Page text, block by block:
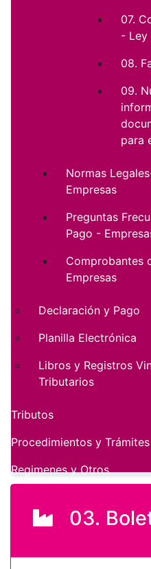
03.
07.
- Ley
08.
09.
para
Normas
Empresas
Preguntas
Pago -
Comprobantes
Empresas
Declaración y Pago
Planilla Electrónica
Libros y Registros
Tributarios
Tributos
Procedimientos y Trámites
Regimenes y Otros